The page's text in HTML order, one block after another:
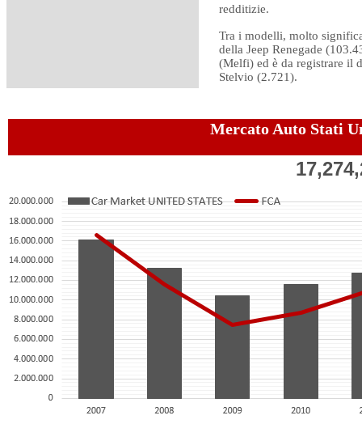
redditizie.
Tra i modelli, molto
della Jeep Renegade
(Melfi) ed è da registrare il
Stelvio (2.721).
Mercato Auto Stati